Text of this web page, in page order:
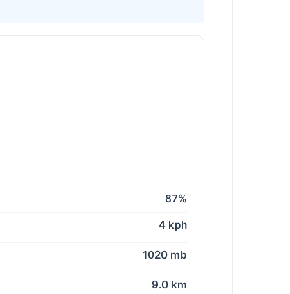
87%
4 kph
1020 mb
9.0 km